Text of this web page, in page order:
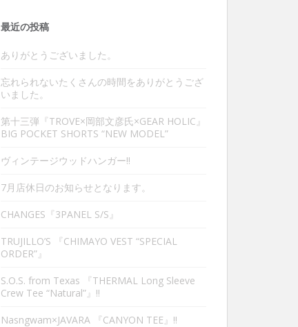
最近の投稿
ありがとうございました。
忘れられないたくさんの時間をありがとうござ
いました。
第十三弾『TROVE×岡部文彦氏×GEAR HOLIC』
BIG POCKET SHORTS “NEW MODEL”
ヴィンテージウッドハンガー‼︎
7月店休日のお知らせとなります。
CHANGES『3PANEL S/S』
TRUJILLO’S 『CHIMAYO VEST “SPECIAL
ORDER”』
S.O.S. from Texas 『THERMAL Long Sleeve
Crew Tee “Natural”』‼︎
Nasngwam×JAVARA 『CANYON TEE』‼︎